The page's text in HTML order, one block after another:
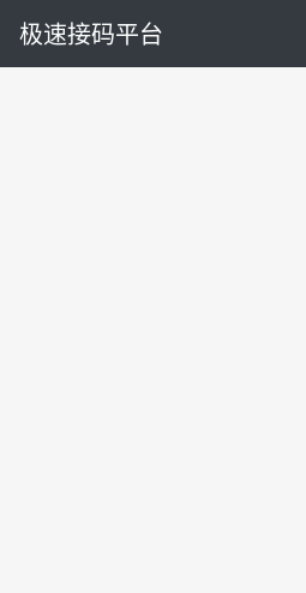
极速接码平台